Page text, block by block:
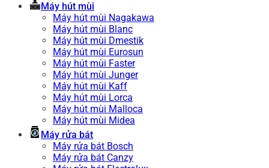
Máy hút mùi
Máy hút mùi Nagakawa
Máy hút mùi Blanc
Máy hút mùi Dmestik
Máy hút mùi Eurosun
Máy hút mùi Faster
Máy hút mùi Junger
Máy hút mùi Kaff
Máy hút mùi Lorca
Máy hút mùi Malloca
Máy hút mùi Midea
Máy rửa bát
Máy rửa bát Bosch
Máy rửa bát Canzy